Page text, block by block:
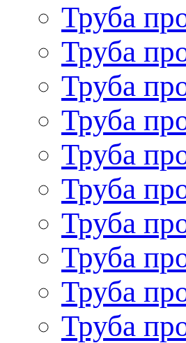
Труба
Труба
Труба
Труба
Труба
Труба
Труба
Труба
Труба
Труба